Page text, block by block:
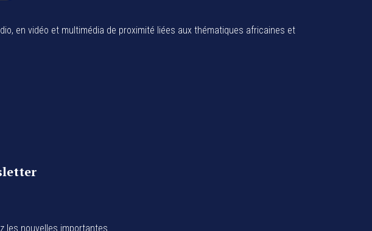
en vidéo et multimédia de proximité liées aux thématiques africaines et
les nouvelles importantes